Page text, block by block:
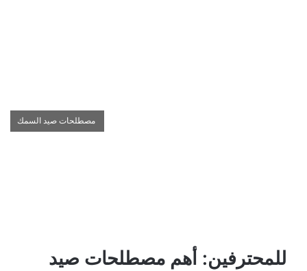
مصطلحات صيد السمك
للمحترفين: أهم مصطلحات صيد